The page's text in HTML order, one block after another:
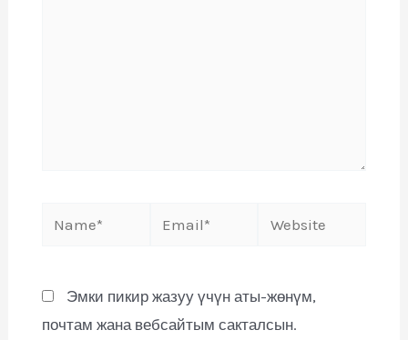
Эмки пикир жазуу үчүн аты-жөнүм,
почтам жана вебсайтым сакталсын.